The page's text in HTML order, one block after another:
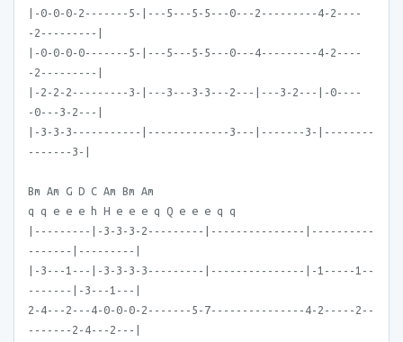
|-0-0-0-2-------5-|---5---5-5---0---2---------4-2----
-2---------|
|-0-0-0-0-------5-|---5---5-5---0---4---------4-2----
-2---------|
|-2-2-2---------3-|---3---3-3---2---|---3-2---|-0----
-0---3-2---|
|-3-3-3-----------|-------------3---|-------3-|--------
-------3-|
Bm Am G D C Am Bm Am
q q e e e h H e e e q Q e e e q q
|---------|-3-3-3-2---------|---------------|----------
-------|---------|
|-3---1---|-3-3-3-3---------|---------------|-1-----1--
-------|-3---1---|
2-4---2---4-0-0-0-2-------5-7---------------4-2-----2--
-------2-4---2---|